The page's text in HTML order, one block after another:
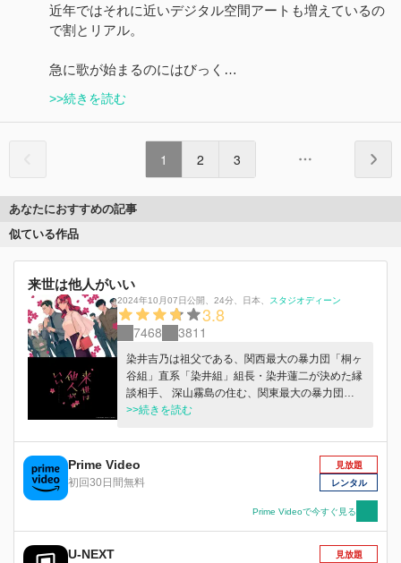
近年ではそれに近いデジタル空間アートも増えているの
で割とリアル。
急に歌が始まるのにはびっく…
>>続きを読む
1 2 3
あなたにおすすめの記事
似ている作品
来世は他人がいい
2024年10月07日公開、 24分、 日本、 スタジオディーン
3.8
7468 3811
染井吉乃は祖父である、関西最大の暴力団「桐ヶ
谷組」直系「染井組」組長・染井蓮二が決めた縁
談相手、 深山霧島の住む、関東最大の暴力団
「砥草会」直系「深山一家」のもとで暮らすこと
かで人当たりのよい、ヤクザの家系を思わせない
好青年。 慣れない土地に不安を抱えていた吉乃
は胸をなでおろす。 ……しかし！！ ある事件を
きっかけに、吉乃は霧島の本当の姿を目の当たり
>>続きを読む
Prime Video
初回30日間無料
見放題
レンタル
Prime Videoで今すぐ見る
U-NEXT 見放題